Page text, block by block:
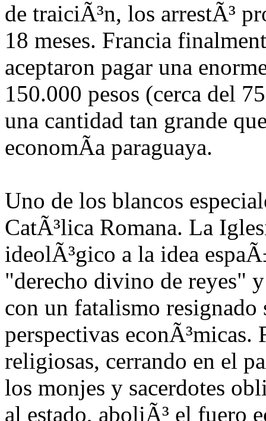
de traiciÃ³n, los arrestÃ³
18 meses. Francia
aceptaron pagar una
150.000 pesos (cerca del
una cantidad tan grande
economÃ­a paraguaya.
Uno de los blancos
CatÃ³lica Romana. La
ideolÃ³gico a la idea
"derecho divino de reyes"
con un fatalismo resignado
perspectivas
religiosas, cerrando en el
los monjes y sacerdotes
al estado, aboliÃ³ el fuero